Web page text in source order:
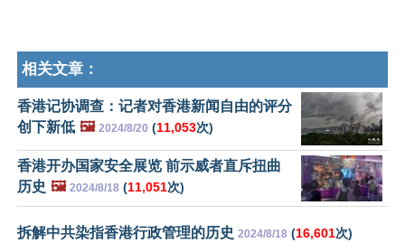
相关文章：
香港记协调查：记者对香港新闻自由的评分
创下新低 🖼️ 2024/8/20 (11,053次)
香港开办国家安全展览 前示威者直斥扭曲
历史 🖼️ 2024/8/18 (11,051次)
拆解中共染指香港行政管理的历史 2024/8/18 (16,601次)